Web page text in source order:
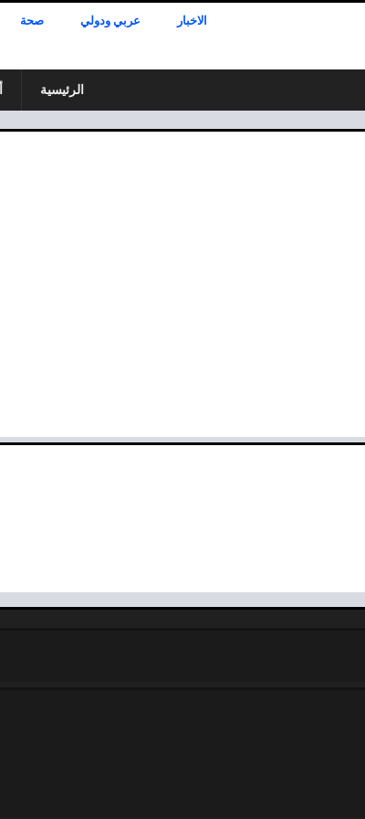
الاخبار عربي ودولي صحة
الرئيسية